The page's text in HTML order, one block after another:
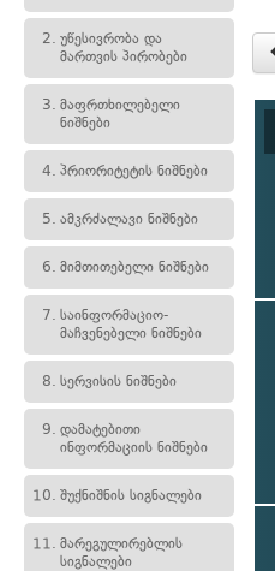
2. უწესივრობა და
მართვის პირობები
3. მაფრთხილებელი
ნიშნები
4. პრიორიტეტის ნიშნები
5. ამკრძალავი ნიშნები
6. მიმთითებელი ნიშნები
7. საინფორმაციო-
მაჩვენებელი ნიშნები
8. სერვისის ნიშნები
9. დამატებითი
ინფორმაციის ნიშნები
10. შუქნიშნის სიგნალები
11. მარეგულირებლის
სიგნალები